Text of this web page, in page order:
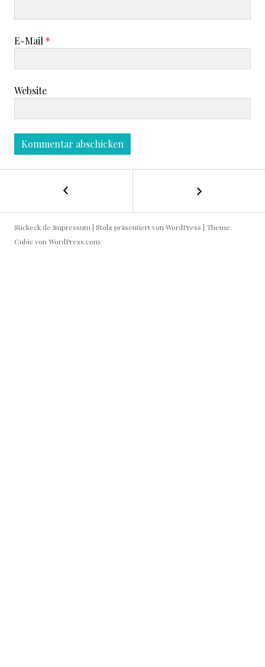
E-Mail *
Website
E
r
z
Stickeck.de Impressum | Stolz präsentiert von WordPress | Theme:
Cubic von WordPress.com.